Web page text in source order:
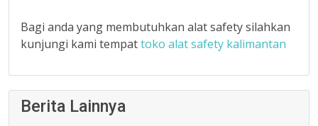
Bagi anda yang membutuhkan alat safety silahkan
kunjungi kami tempattoko alat safety kalimantan
Berita Lainnya